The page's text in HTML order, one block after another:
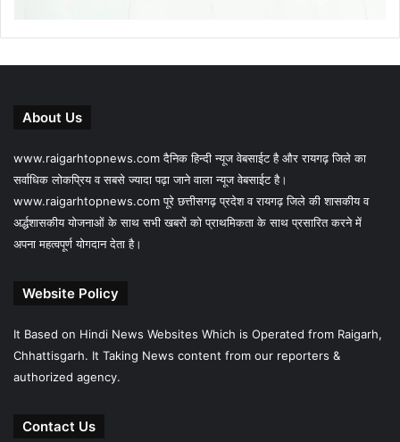
About Us
www.raigarhtopnews.com दैनिक हिन्दी न्यूज वेबसाईट है और रायगढ़ जिले का
सर्वाधिक लोकप्रिय व सबसे ज्यादा पढ़ा जाने वाला न्यूज वेबसाईट है।
www.raigarhtopnews.com पूरे छत्तीसगढ़ प्रदेश व रायगढ़ जिले की शासकीय व
अर्द्धशासकीय योजनाओं के साथ सभी खबरों को प्राथमिकता के साथ प्रसारित करने में
अपना महत्वपूर्ण योगदान देता है।
Website Policy
It Based on Hindi News Websites Which is Operated from Raigarh,
Chhattisgarh. It Taking News content from our reporters &
authorized agency.
Contact Us